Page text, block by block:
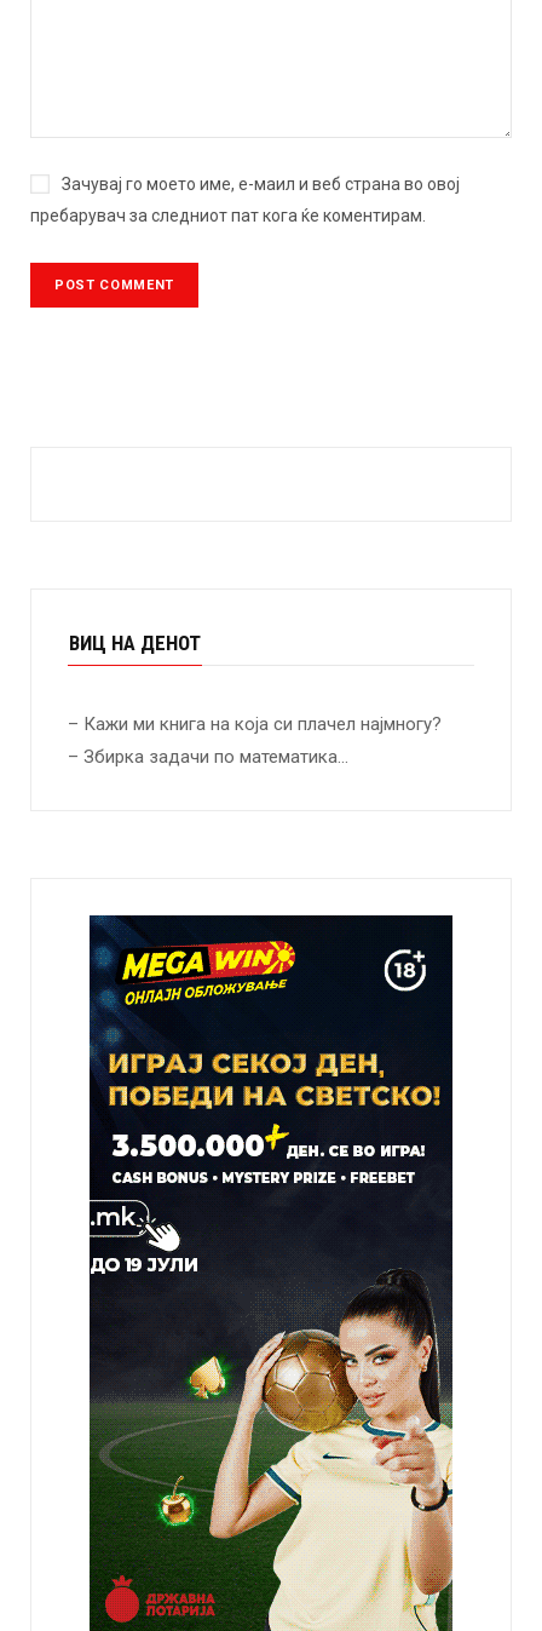
Зачувај го моето име, е-маил и веб страна во овој
пребарувач за следниот пат кога ќе коментирам.
ВИЦ НА ДЕНОТ
– Кажи ми книга на која си плачел најмногу?
– Збирка задачи по математика…